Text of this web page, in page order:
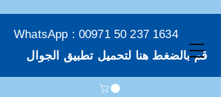
WhatsApp : 00971 50 237 1634
قم بالضغط هنا لتحميل تطبيق الجوال